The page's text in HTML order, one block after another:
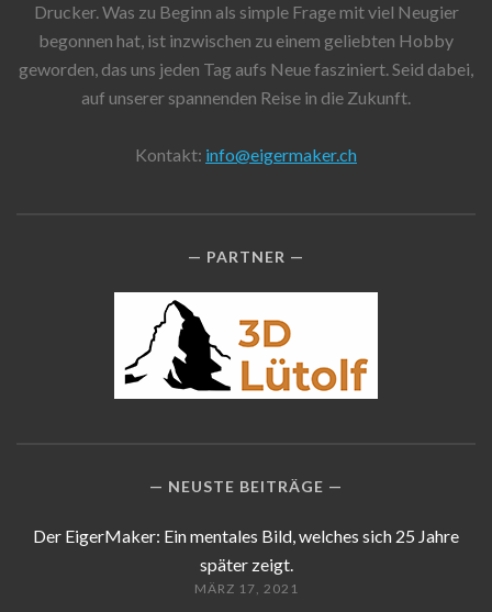
Drucker. Was zu Beginn als simple Frage mit viel Neugier
begonnen hat, ist inzwischen zu einem geliebten Hobby
geworden, das uns jeden Tag aufs Neue fasziniert. Seid dabei,
auf unserer spannenden Reise in die Zukunft.
Kontakt: info@eigermaker.ch
PARTNER
NEUSTE BEITRÄGE
Der EigerMaker: Ein mentales Bild, welches sich 25 Jahre
später zeigt.
MÄRZ 17, 2021